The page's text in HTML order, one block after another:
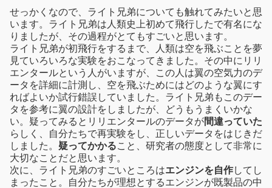
せっかくなので、ライト兄弟についても触れてみたいと思
います。ライト兄弟は人類史上初めて飛行したで有名にな
りましたが、その過程がとてもすごいと思います。
ライト兄弟が初飛行をするまで、人類は空を飛ぶことを夢
見ていろいろな実験をおこなってきました。その中にリリ
エンタールという人がいますが、この人は翼の空気力のデ
ータを詳細に計測し、空を飛ぶためにはどのような翼にす
ればよいか試行錯誤していました。ライト兄弟もこのデー
タを参考に翼の設計をしましたが、どうもうまくいかな
い。疑ってみるとリリエンタールのデータが間違っていた
らしく、自分たちで再実験をし、正しいデータをはじきだ
しました。 疑ってかかること、研究者の態度として非常に
大切なことだと思います。
次に、ライト兄弟のすごいところはエンジンを自作してし
まったこと。自分たちが理想とするエンジンが既製品の中